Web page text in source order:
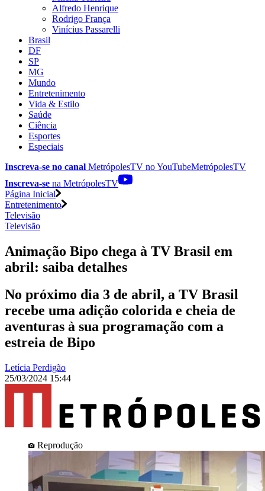
Alfredo Henrique
Rodrigo França
Vinícius Passarelli
Brasil
DF
SP
MG
Mundo
Entretenimento
Vida & Estilo
Saúde
Ciência
Esportes
Especiais
Inscreva-se no canal MetrópolesTV noYouTubeMetrópolesTV
Inscreva-se na MetrópolesTV
Página Inicial
Entretenimento
Televisão
Televisão
Animação Bipo chega à TV Brasil em
abril: saiba detalhes
No próximo dia 3 de abril, a TV Brasil
recebe uma adição colorida e cheia de
aventuras à sua programação com a
estreia de Bipo
Letícia Perdigão
25/03/2024 15:44
Reprodução